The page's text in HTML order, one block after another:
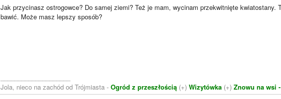
Jak przycinasz ostrogowce? Do samej ziemi? Też je mam, wycinam przekwitnięte kwiatostany.
bawić. Może masz lepszy sposób?
Jola, nieco na zachód od Trójmiasta - Ogród z przeszłością (+) Wizytówka (+) Znowu na wsi